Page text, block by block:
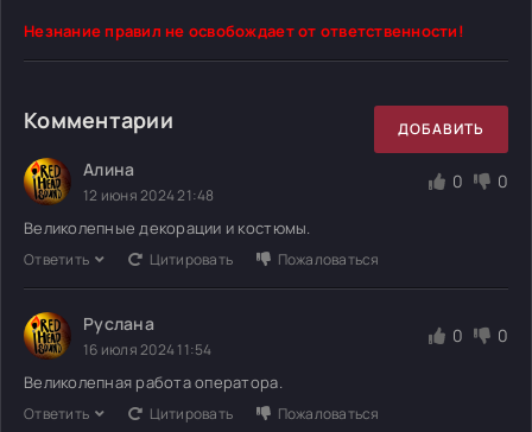
Незнание правил не освобождает от ответственности!
Комментарии ДОБАВИТЬ
Алина
12 июня 2024 21:48
0 0
Великолепные декорации и костюмы.
Ответить Цитировать Пожаловаться
Руслана
16 июля 2024 11:54
0 0
Великолепная работа оператора.
Ответить Цитировать Пожаловаться